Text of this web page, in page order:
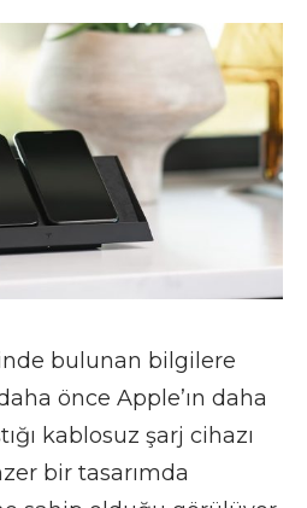
bulunan bilgilere
önce Apple’ın daha
kablosuz şarj cihazı
bir tasarımda